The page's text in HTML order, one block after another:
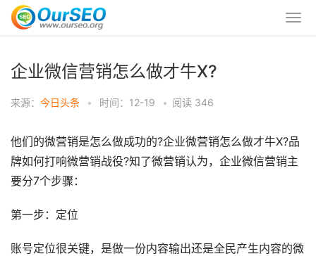
企业微信营销怎么做才牛X?
来源： 今日头条 • 时间：12-19 • 阅读 346
他们的微营销是怎么做成功的?企业微营销怎么做才牛X?品
牌如何打响微营销战役?知了微营销认为，企业微信营销主
要分7个步骤：
第一步：定位
账号定位很关键，是做一份内容输出还是全民产生内容的微